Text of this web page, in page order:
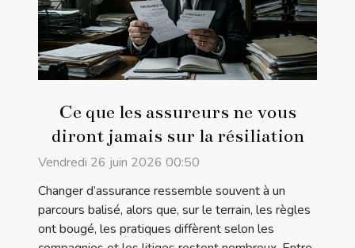
Ce que les assureurs ne vous
diront jamais sur la résiliation
Vendredi 26 juin 2026 00:50
Changer d’assurance ressemble souvent à un
parcours balisé, alors que, sur le terrain, les règles
ont bougé, les pratiques diffèrent selon les